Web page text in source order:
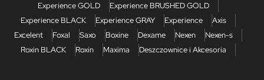
Experience GOLD
Experience BRUSHED GOLD
Experience BLACK
Experience GRAY Experience
Axis
Excelent
Foxal Saxo Boxine Dexame Nexen
Nexen-s
Roxin BLACK
Roxin Maxima Deszczownice i Akcesoria